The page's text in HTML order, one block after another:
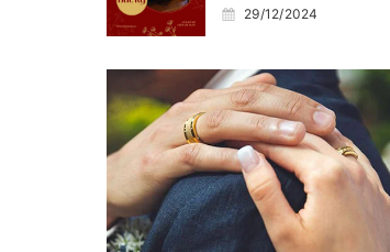
29/12/2024